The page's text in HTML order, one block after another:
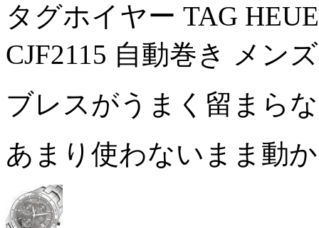
タグホイヤー TAG
CJF2115 自動巻き メン
ブレスがうまく留まら
あまり使わないまま動